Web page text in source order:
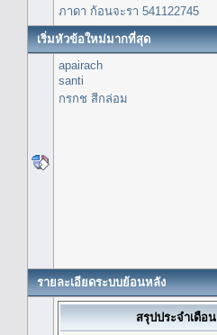
ภาดา ก้อนจะรา 541122745
เริ่มหัวข้อใหม่มากที่สุด
apairach
santi
กรกช สีกล่อม
รายละเอียดระบบย้อนหลัง
สรุปประจำเดือน